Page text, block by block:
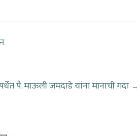
पै. माऊली जमदाडे यांना मानाची गदा